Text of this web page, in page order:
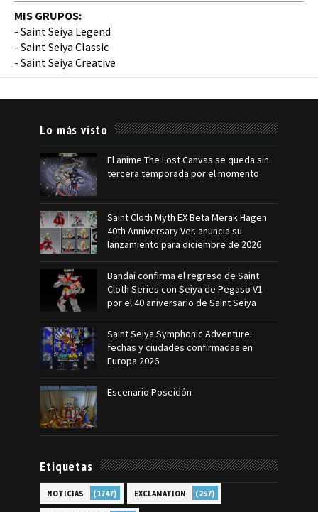
MIS GRUPOS:
- Saint Seiya Legend
- Saint Seiya Classic
- Saint Seiya Creative
Lo más visto
El anime The Lost Canvas se queda sin
tercera temporada por el momento
Saint Cloth Myth EX Beta Merak Hagen
40th Anniversary Ver. anuncia su
lanzamiento para diciembre de 2026
Bandai confirma el regreso de Saint
Cloth Series con Seiya de Pegaso V1
por el 40 aniversario de Saint Seiya
Saint Seiya Symphonic Adventure:
fechas y ciudades confirmadas en
Europa 2026
Escenario Poseidón
Etiquetas
NOTICIAS (1747) EXCLAMATION (257)